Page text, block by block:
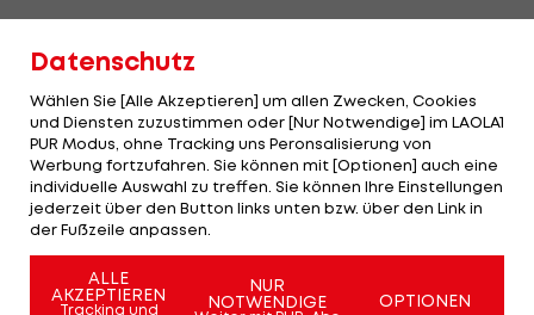
windbedingten Pausen und langem Warten vor
Schlussspringerin Prevc abgebrochen und neu
angesetzt worden. Eder hatte da mit 202 und
auch zuvor im Probedurchgang mit 205,5 m als
erste Österreicherin die 200-m-Schallmauer
durchbrochen.
Prevc lag bei ihrem 20. Weltcuperfolg über 30
Datenschutz
Wählen Sie [Alle Akzeptieren] um allen Zwecken, Cookies
und Diensten zuzustimmen oder [Nur Notwendige] im LAOLA1
PUR Modus, ohne Tracking uns Peronsalisierung von
Werbung fortzufahren. Sie können mit [Optionen] auch eine
individuelle Auswahl zu treffen. Sie können Ihre Einstellungen
jederzeit über den Button links unten bzw. über den Link in
der Fußzeile anpassen.
ALLE
AKZEPTIEREN
Tracking und
NUR
NOTWENDIGE
OPTIONEN